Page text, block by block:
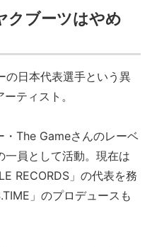
クブーツはやめ
の日本代表選手という異
ティスト。
The Gameさんのレーベ
員として活動。現在は
RECORDS」の代表を務
」のプロデュースも